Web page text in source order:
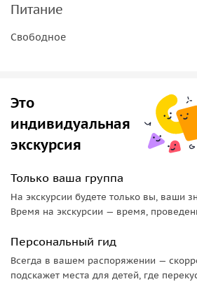
Питание
Cвободное
Это
индивидуальная
экскурсия
Только ваша группа
На экскурсии будете только вы, ваши
Время на экскурсии — время,
Персональный гид
Всегда в вашем распоряжении —
подскажет места для детей, где